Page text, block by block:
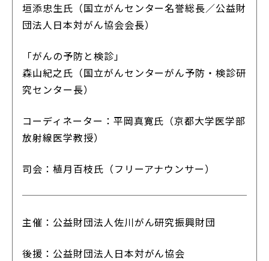
垣添忠生氏（国立がんセンター名誉総長／公益財
団法人日本対がん協会会長）
「がんの予防と検診」
森山紀之氏（国立がんセンターがん予防・検診研
究センター長）
コーディネーター：平岡真寛氏（京都大学医学部
放射線医学教授）
司会：植月百枝氏（フリーアナウンサー）
主催：公益財団法人佐川がん研究振興財団
後援：公益財団法人日本対がん協会